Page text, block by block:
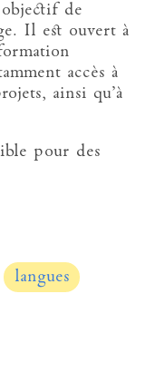
de
Il est ouvert à
accès à
ainsi qu’à
pour des
langues